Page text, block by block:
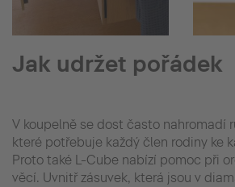
Jak udržet pořádek
V koupelně se dost často nahromadí
které potřebuje každý člen rodiny ke
Proto také L-Cube nabízí pomoc při
věcí. Uvnitř zásuvek, která jsou v